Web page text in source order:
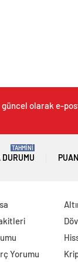
güncel olarak e-
DURUMU
TAHMİNİ
Yorumu